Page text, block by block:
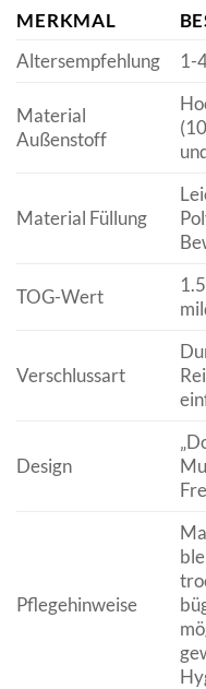
MERKMAL
Altersempfehlung
1-
Material
Außenstoff
Material Füllung
TOG-Wert
Verschlussart
Design
Pflegehinweise